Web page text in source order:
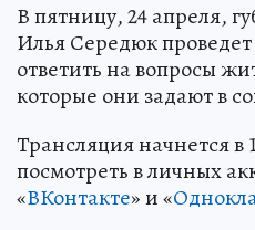
В пятницу, 24 апреля,
Илья Середюк
ответить на вопросы
которые они задают в
Трансляция начнется в
посмотреть в личных
«ВКонтакте» и «